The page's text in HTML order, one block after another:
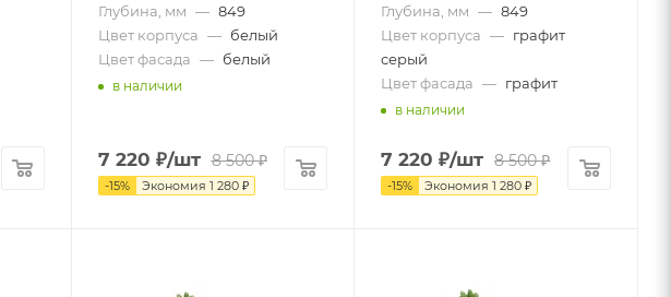
Глубина, мм — 849
Цвет корпуса — белый
Цвет фасада — белый
в наличии
7 220 ₽/шт 8 500₽
-15% Экономия 1 280₽
Глубина, мм — 849
Цвет корпуса — графит
серый
Цвет фасада — графит
в наличии
7 220 ₽/шт 8 500₽
-15% Экономия1 280 ₽